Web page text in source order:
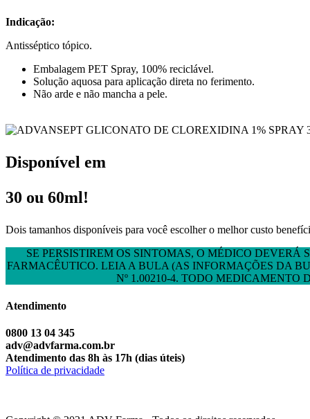
Indicação:
Antisséptico tópico.
Embalagem PET Spray, 100% reciclável.
Solução aquosa para aplicação direta no ferimento.
Não arde e não mancha a pele.
Disponível em
30 ou 60ml!
Dois tamanhos disponíveis para você escolher o melhor custo
SE PERSISTIREM OS SINTOMAS, O MÉDICO
FARMACÊUTICO. LEIA A BULA (AS INFORMAÇÕES DA
Nº 1.00210-4. TODO
Atendimento
0800 13 04 345
adv@advfarma.com.br
Atendimento das 8h às 17h (dias úteis)
Política de privacidade